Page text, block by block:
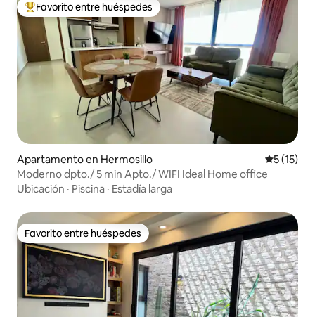
Favorito entre huéspedes preferido
Favorito entre huéspedes
Apartamento en Hermosillo
5 (15)
Moderno dpto./ 5 min Apto./ WIFI Ideal Home office
Ubicación · Piscina · Estadía larga
Favorito entre huéspedes
Favorito entre huéspedes